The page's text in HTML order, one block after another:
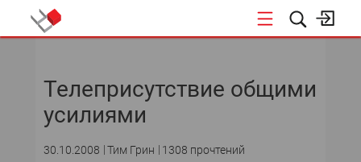
Телеприсутствие общими
усилиями
30.10.2008 Тим Грин 1308 прочтений